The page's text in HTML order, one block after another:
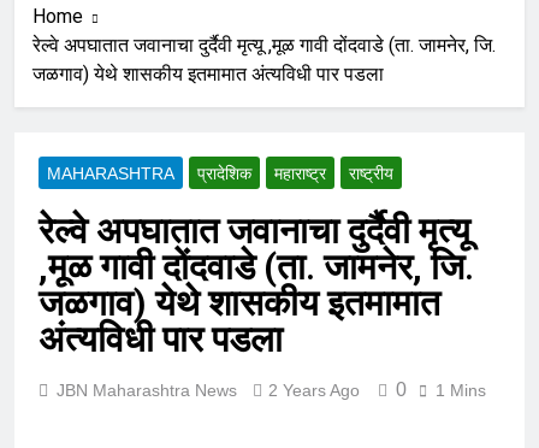
Home
रेल्वे अपघातात जवानाचा दुर्दैवी मृत्यू ,मूळ गावी दोंदवाडे (ता. जामनेर, जि.
जळगाव) येथे शासकीय इतमामात अंत्यविधी पार पडला
MAHARASHTRA प्रादेशिक महाराष्ट्र राष्ट्रीय
रेल्वे अपघातात जवानाचा दुर्दैवी मृत्यू
,मूळ गावी दोंदवाडे (ता. जामनेर, जि.
जळगाव) येथे शासकीय इतमामात
अंत्यविधी पार पडला
JBN Maharashtra News 2 Years Ago 0 1 Mins